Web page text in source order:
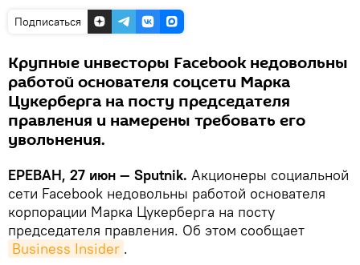
Подписаться
Крупные инвесторы Facebook недовольны
работой основателя соцсети Марка
Цукерберга на посту председателя
правления и намерены требовать его
увольнения.
ЕРЕВАН, 27 июн — Sputnik. Акционеры социальной
сети Facebook недовольны работой основателя
корпорации Марка Цукерберга на посту
председателя правления. Об этом сообщает
Business Insider .